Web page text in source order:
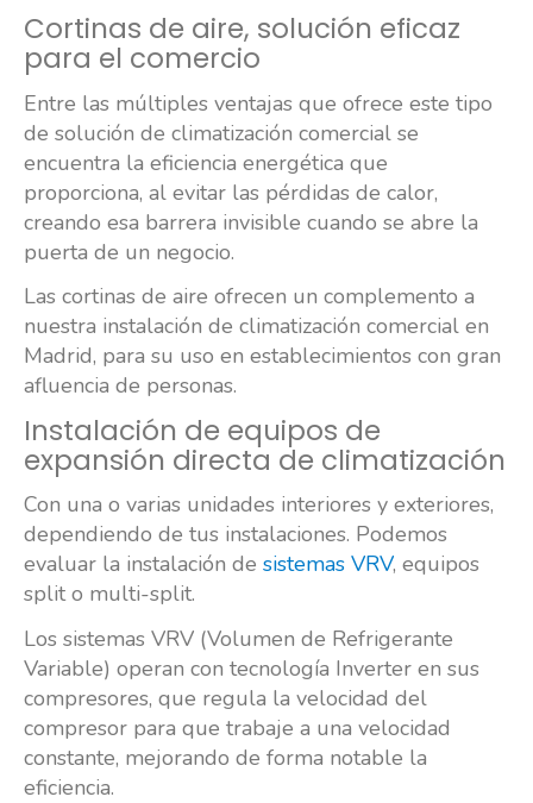
Cortinas de aire, solución eficaz
para el comercio
Entre las múltiples ventajas que ofrece este tipo
de solución de climatización comercial se
encuentra la eficiencia energética que
proporciona, al evitar las pérdidas de calor,
creando esa barrera invisible cuando se abre la
puerta de un negocio.
Las cortinas de aire ofrecen un complemento a
nuestra instalación de climatización comercial en
Madrid, para su uso en establecimientos con gran
afluencia de personas.
Instalación de equipos de
expansión directa de climatización
Con una o varias unidades interiores y exteriores,
dependiendo de tus instalaciones. Podemos
evaluar la instalación de sistemas VRV, equipos
split o multi-split.
Los sistemas VRV (Volumen de Refrigerante
Variable) operan con tecnología Inverter en sus
compresores, que regula la velocidad del
compresor para que trabaje a una velocidad
constante, mejorando de forma notable la
eficiencia.